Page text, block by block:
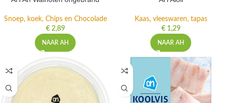
Snoep, koek, Chips en Chocolade
€2,89
NAAR AH
Kaas, vleeswaren, tapas
€1,29
NAAR AH